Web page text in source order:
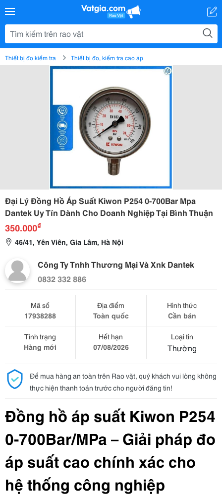
Thiết bị đo kiểm tra Thiết bị đo, kiểm tra cao áp
Đại Lý Đồng Hồ Áp Suất Kiwon P254 0-700Bar Mpa
Dantek Uy Tín Dành Cho Doanh Nghiệp Tại Bình Thuận
350.000₫
46/41, Yên Viên, Gia Lâm, Hà Nội
Công Ty Tnhh Thương Mại Và Xnk Dantek
0832 332 886
Mã số
17938288
Địa điểm
Toàn quốc
Hình thức
Cần bán
Tình trạng
Hàng mới
Hết hạn
07/08/2026
Loại tin
Thường
Để mua hàng an toàn trên Rao vặt, quý khách vui lòng không
thực hiện thanh toán trước cho người đăng tin!
Đồng hồ áp suất Kiwon P254
0-700Bar/MPa – Giải pháp đo
áp suất cao chính xác cho
hệ thống công nghiệp